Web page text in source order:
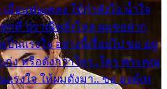
มื่อแฟนเพลง ให้กำลังใจ น้ำใจ
กที่ ปราณีหลั่งไหล ผมขอฝาก
ป็นแรงใจ อย่างนี้เรื่อยไป ขอ อยู่
ก่ง หรือดังกว่าใคร..ใคร พระคุณ
แรงใจ ให้ผมดังมา.. ขอ องค์เท